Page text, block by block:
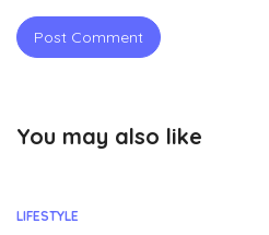
You may also like
LIFESTYLE